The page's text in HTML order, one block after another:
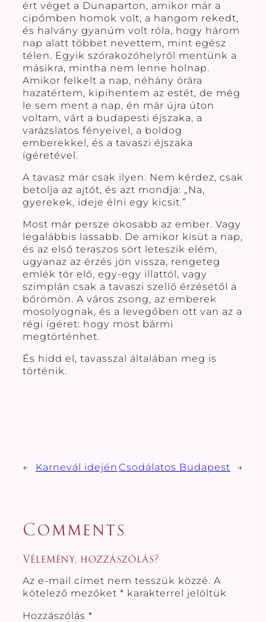
ért véget a Dunaparton, amikor már a
cipőmben homok volt, a hangom rekedt,
és halvány gyanúm volt róla, hogy három
nap alatt többet nevettem, mint egész
télen. Egyik szórakozóhelyről mentünk a
másikra, mintha nem lenne holnap.
Amikor felkelt a nap, néhány órára
hazatértem, kipihentem az estét, de még
le sem ment a nap, én már újra úton
voltam, várt a budapesti éjszaka, a
varázslatos fényeivel, a boldog
emberekkel, és a tavaszi éjszaka
ígéretével.
A tavasz már csak ilyen. Nem kérdez, csak
betolja az ajtót, és azt mondja: „Na,
gyerekek, ideje élni egy kicsit.”
Most már persze okosabb az ember. Vagy
legalábbis lassabb. De amikor kisüt a nap,
és az első teraszos sört leteszik elém,
ugyanaz az érzés jön vissza, rengeteg
emlék tör elő, egy-egy illattól, vagy
szimplán csak a tavaszi szellő érzésétől a
bőrömön. A város zsong, az emberek
mosolyognak, és a levegőben ott van az a
régi ígéret: hogy most bármi
megtörténhet.
És hidd el, tavasszal általában meg is
történik.
← Karnevál idején Csodálatos Budapest →
Comments
Vélemény, hozzászólás?
Az e-mail címet nem tesszük közzé. A
kötelező mezőket * karakterrel jelöltük
Hozzászólás *